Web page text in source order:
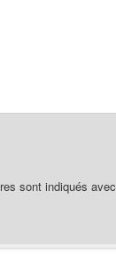
sont indiqués avec